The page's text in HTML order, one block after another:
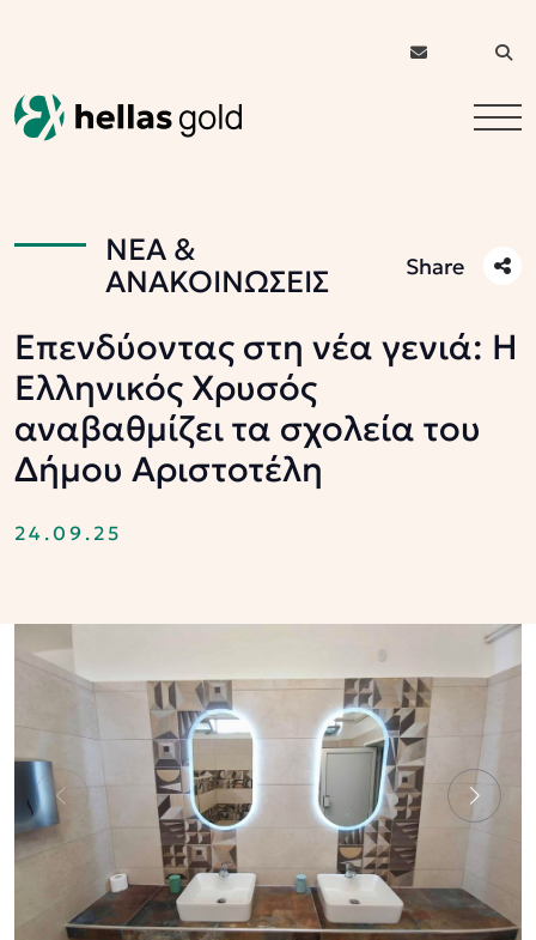
ΝΕΑ &
ΑΝΑΚΟΙΝΩΣΕΙΣ
Share
Επενδύοντας στη νέα γενιά: Η
Ελληνικός Χρυσός
αναβαθμίζει τα σχολεία του
Δήμου Αριστοτέλη
24.09.25